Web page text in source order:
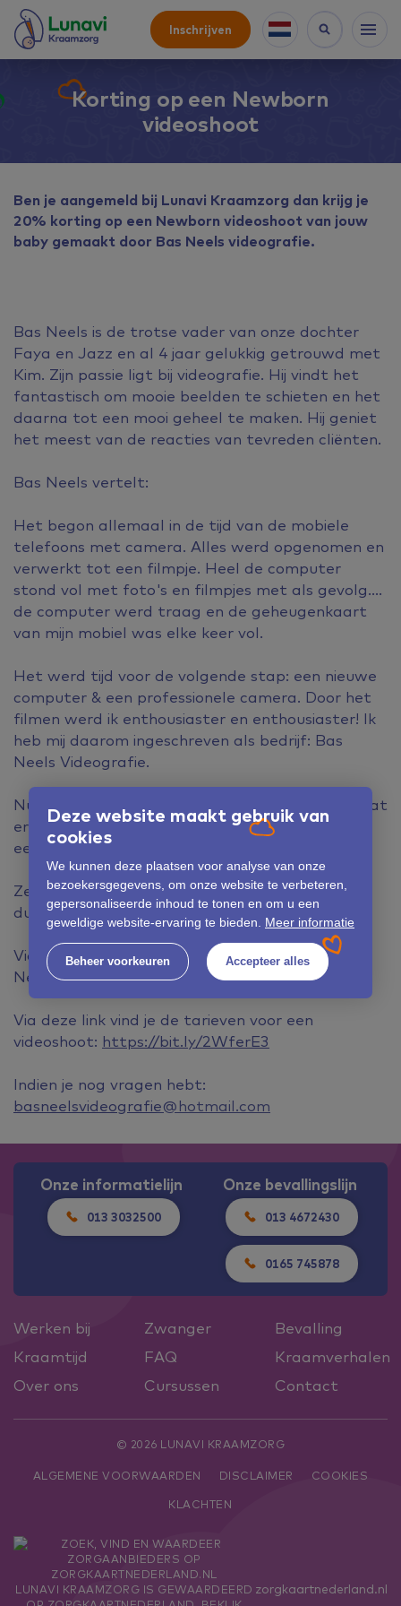
Deze website maakt gebruik van
cookies
We kunnen deze plaatsen voor analyse van onze
bezoekersgegevens, om onze website te verbeteren,
gepersonaliseerde inhoud te tonen en om u een
geweldige website-ervaring te bieden. Meer informatie
Beheer voorkeuren Accepteer alles
Inschrijven
Korting op een Newborn
videoshoot
Ben je aangemeld bij Lunavi Kraamzorg dan krijg je
20% korting op een Newborn videoshoot van jouw
baby gemaakt door Bas Neels videografie.
Bas Neels is de trotse vader van onze dochter
Faya en Jazz en al 4 jaar gelukkig getrouwd met
Kim. Zijn passie ligt bij videografie. Hij vindt het
fantastisch om mooie beelden te schieten en het
daarna tot een mooi geheel te maken. Hij geniet
het meest van de reacties van tevreden cliënten.
Bas Neels vertelt:
​Het begon allemaal in de tijd van de mobiele
telefoons met camera. Alles werd opgenomen en
verwerkt tot een filmpje. Heel de computer
stond vol met foto's en filmpjes met als gevolg....
de computer werd traag en de geheugenkaart
van mijn mobiel was elke keer vol.
Het werd tijd voor de volgende stap: een nieuwe
computer & een professionele camera. Door het
filmen werd ik enthousiaster en enthousiaster! Ik
heb mij daarom ingeschreven als bedrijf: Bas
Neels Videografie.
​Nu ben ik wekelijks bezig met het mooiste vak dat
er bestaat. Hopelijk kan ik mijn creativiteit ook
een keer aan u tonen met een prachtige video!
​Zeg nou zelf, één video zegt toch meer dan
duizend foto's?
Via deze link zie je een voorbeeld van een
Newborn videoshoot: https://bit.ly/3h7rH7g
Via deze link vind je de tarieven voor een
videoshoot: https://bit.ly/2WferE3
Indien je nog vragen hebt:
basneelsvideografie@hotmail.com
Onze informatielijn
013 3032500
Onze bevallingslijn
013 4672430
0165 745878
Werken bij Zwanger
Bevalling
Kraamtijd
FAQ
Kraamverhalen
Over ons
Cursussen Contact
© 2026 LUNAVI KRAAMZORG
ALGEMENE VOORWAARDEN DISCLAIMER
COOKIES
KLACHTEN
LUNAVI KRAAMZORG IS GEWAARDEERD zorgkaartnederland.nl